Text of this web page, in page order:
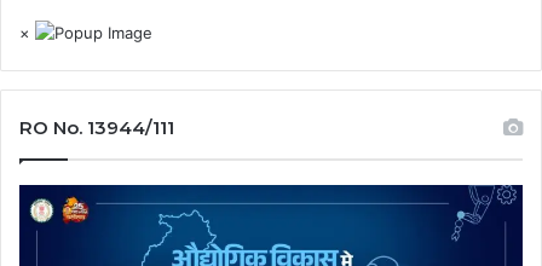
×
RO No. 13944/111